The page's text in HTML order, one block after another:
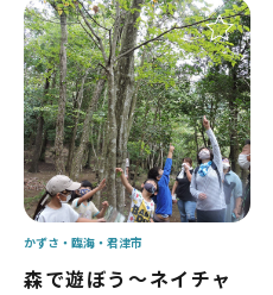
森で遊ぼう～ネイチャ
かずさ・臨海 君津市